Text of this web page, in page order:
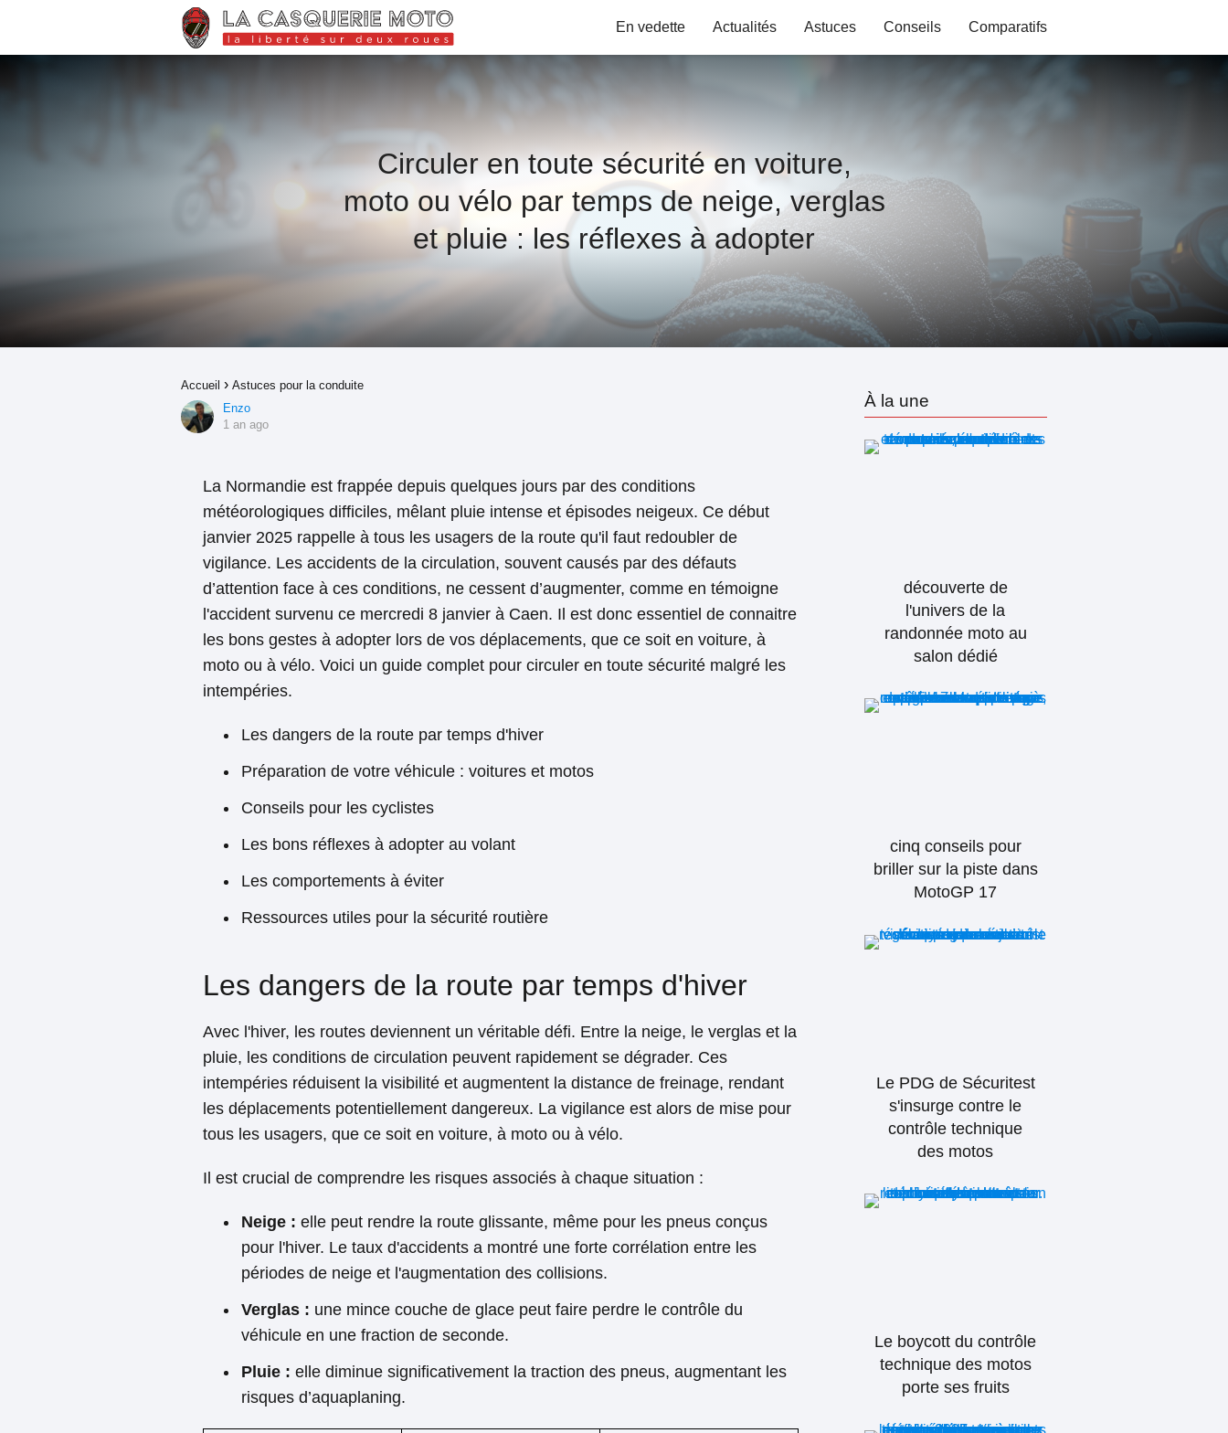
En vedette Actualités Astuces Conseils Comparatifs
Circuler en toute sécurité en voiture,
moto ou vélo par temps de neige, verglas
et pluie : les réflexes à adopter
Accueil
Astuces pour la conduite
Enzo
1 an ago
La Normandie est frappée depuis quelques jours par des conditions
météorologiques difficiles, mêlant pluie intense et épisodes neigeux. Ce début
janvier 2025 rappelle à tous les usagers de la route qu'il faut redoubler de
vigilance. Les accidents de la circulation, souvent causés par des défauts
d’attention face à ces conditions, ne cessent d’augmenter, comme en témoigne
l'accident survenu ce mercredi 8 janvier à Caen. Il est donc essentiel de connaitre
les bons gestes à adopter lors de vos déplacements, que ce soit en voiture, à
moto ou à vélo. Voici un guide complet pour circuler en toute sécurité malgré les
intempéries.
Les dangers de la route par temps d'hiver
Préparation de votre véhicule : voitures et motos
Conseils pour les cyclistes
Les bons réflexes à adopter au volant
Les comportements à éviter
Ressources utiles pour la sécurité routière
Les dangers de la route par temps d'hiver
Avec l'hiver, les routes deviennent un véritable défi. Entre la neige, le verglas et la
pluie, les conditions de circulation peuvent rapidement se dégrader. Ces
intempéries réduisent la visibilité et augmentent la distance de freinage, rendant
les déplacements potentiellement dangereux. La vigilance est alors de mise pour
tous les usagers, que ce soit en voiture, à moto ou à vélo.
Il est crucial de comprendre les risques associés à chaque situation :
Neige : elle peut rendre la route glissante, même pour les pneus conçus
pour l'hiver. Le taux d'accidents a montré une forte corrélation entre les
périodes de neige et l'augmentation des collisions.
Verglas : une mince couche de glace peut faire perdre le contrôle du
véhicule en une fraction de seconde.
Pluie : elle diminue significativement la traction des pneus, augmentant les
risques d’aquaplaning.
À la une
découverte de
l'univers de la
randonnée moto au
salon dédié
cinq conseils pour
briller sur la piste dans
MotoGP 17
Le PDG de Sécuritest
s'insurge contre le
contrôle technique
des motos
Le boycott du contrôle
technique des motos
porte ses fruits